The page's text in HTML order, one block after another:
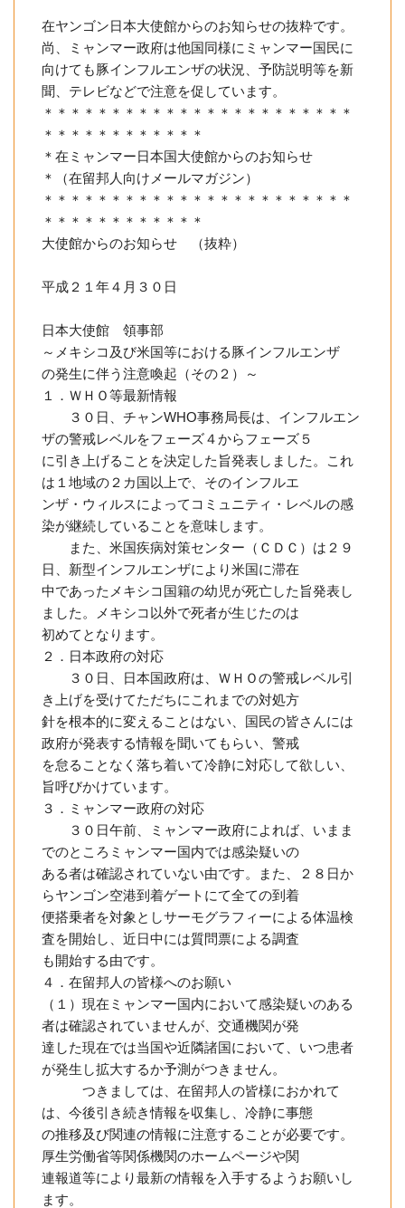
在ヤンゴン日本大使館からのお知らせの抜粋です。
尚、ミャンマー政府は他国同様にミャンマー国民に
向けても豚インフルエンザの状況、予防説明等を新
聞、テレビなどで注意を促しています。
＊＊＊＊＊＊＊＊＊＊＊＊＊＊＊＊＊＊＊＊＊＊＊
＊＊＊＊＊＊＊＊＊＊＊＊
＊在ミャンマー日本国大使館からのお知らせ
＊（在留邦人向けメールマガジン）
＊＊＊＊＊＊＊＊＊＊＊＊＊＊＊＊＊＊＊＊＊＊＊
＊＊＊＊＊＊＊＊＊＊＊＊
大使館からのお知らせ （抜粋）
平成２１年４月３０日
日本大使館 領事部
～メキシコ及び米国等における豚インフルエンザ
の発生に伴う注意喚起（その２）～
１．ＷＨＯ等最新情報
３０日、チャンWHO事務局長は、インフルエン
ザの警戒レベルをフェーズ４からフェーズ５
に引き上げることを決定した旨発表しました。これ
は１地域の２カ国以上で、そのインフルエ
ンザ・ウィルスによってコミュニティ・レベルの感
染が継続していることを意味します。
また、米国疾病対策センター（ＣＤＣ）は２９
日、新型インフルエンザにより米国に滞在
中であったメキシコ国籍の幼児が死亡した旨発表し
ました。メキシコ以外で死者が生じたのは
初めてとなります。
２．日本政府の対応
３０日、日本国政府は、ＷＨＯの警戒レベル引
き上げを受けてただちにこれまでの対処方
針を根本的に変えることはない、国民の皆さんには
政府が発表する情報を聞いてもらい、警戒
を怠ることなく落ち着いて冷静に対応して欲しい、
旨呼びかけています。
３．ミャンマー政府の対応
３０日午前、ミャンマー政府によれば、いまま
でのところミャンマー国内では感染疑いの
ある者は確認されていない由です。また、２８日か
らヤンゴン空港到着ゲートにて全ての到着
便搭乗者を対象としサーモグラフィーによる体温検
査を開始し、近日中には質問票による調査
も開始する由です。
４．在留邦人の皆様へのお願い
（１）現在ミャンマー国内において感染疑いのある
者は確認されていませんが、交通機関が発
達した現在では当国や近隣諸国において、いつ患者
が発生し拡大するか予測がつきません。
つきましては、在留邦人の皆様におかれて
は、今後引き続き情報を収集し、冷静に事態
の推移及び関連の情報に注意することが必要です。
厚生労働省等関係機関のホームページや関
連報道等により最新の情報を入手するようお願いし
ます。